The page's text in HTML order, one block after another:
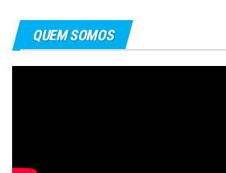
QUEM SOMOS